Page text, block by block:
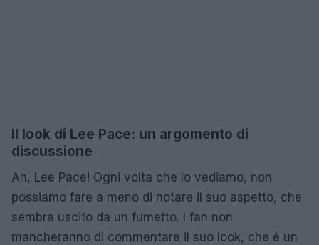
Il look di Lee Pace: un argomento di
discussione
Ah, Lee Pace! Ogni volta che lo vediamo, non
possiamo fare a meno di notare il suo aspetto, che
sembra uscito da un fumetto. I fan non
mancheranno di commentare il suo look, che è un